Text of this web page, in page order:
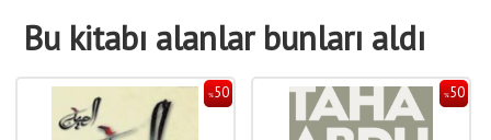
Bu kitabı alanlar bunları aldı
%50 %50